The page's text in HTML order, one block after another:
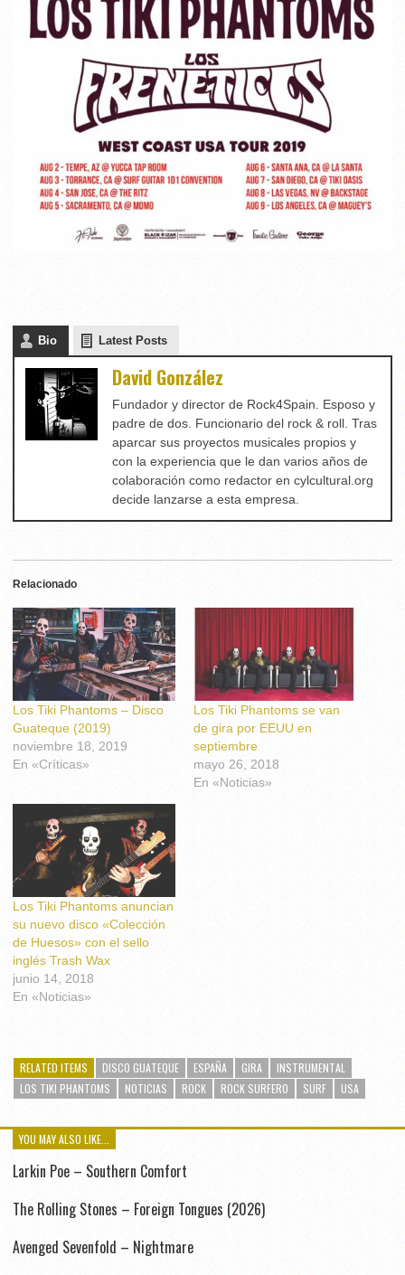
Bio Latest Posts
David González
Fundador y director de Rock4Spain. Esposo y
padre de dos. Funcionario del rock & roll. Tras
aparcar sus proyectos musicales propios y
con la experiencia que le dan varios años de
colaboración como redactor en cylcultural.org
decide lanzarse a esta empresa.
Relacionado
Los Tiki Phantoms – Disco
Guateque (2019)
noviembre 18, 2019
En «Críticas»
Los Tiki Phantoms se van
de gira por EEUU en
septiembre
mayo 26, 2018
En «Noticias»
Los Tiki Phantoms anuncian
su nuevo disco «Colección
de Huesos» con el sello
inglés Trash Wax
junio 14, 2018
En «Noticias»
RELATED ITEMS DISCO GUATEQUE ESPAÑA GIRA
INSTRUMENTAL
LOS TIKI PHANTOMS
NOTICIAS ROCK ROCK SURFERO SURF USA
YOU MAY ALSO LIKE...
Larkin Poe – Southern Comfort
The Rolling Stones – Foreign Tongues (2026)
Avenged Sevenfold – Nightmare